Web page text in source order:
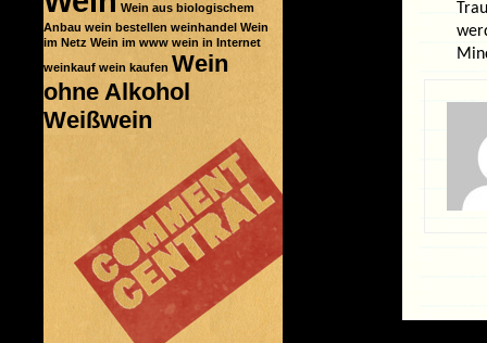
Wein aus biologischem
Anbau wein bestellen weinhandel Wein
im Netz Wein im www wein in Internet
weinkauf wein kaufen Wein
ohne Alkohol
Weißwein